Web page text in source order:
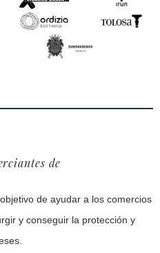
de
de ayudar a los comercios
y conseguir la protección y